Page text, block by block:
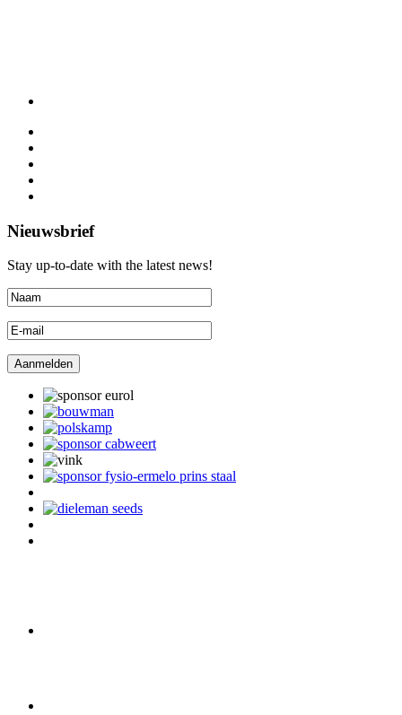
Nieuwsbrief
Stay up-to-date with the latest news!